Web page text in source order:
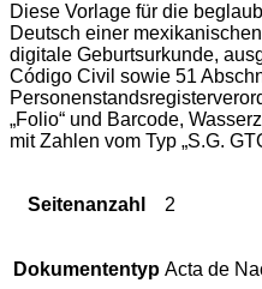
Diese Vorlage für die
Deutsch einer
digitale Geburtsurkunde,
Código Civil sowie 51
„Folio“ und Barcode,
mit Zahlen vom Typ „S.G.
Seitenanzahl 2
Dokumententyp Acta de